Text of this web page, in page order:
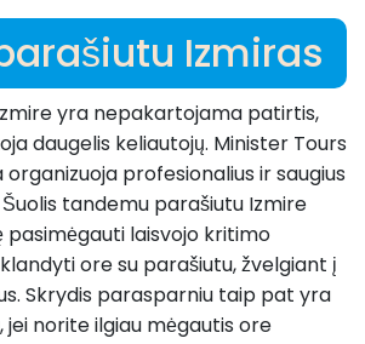
Izmiras
yra nepakartojama patirtis,
daugelis keliautojų. Minister Tours
profesionalius ir saugius
tandemu parašiutu Izmire
pasimėgauti laisvojo kritimo
ore su parašiutu, žvelgiant į
Skrydis parasparniu taip pat yra
norite ilgiau mėgautis ore